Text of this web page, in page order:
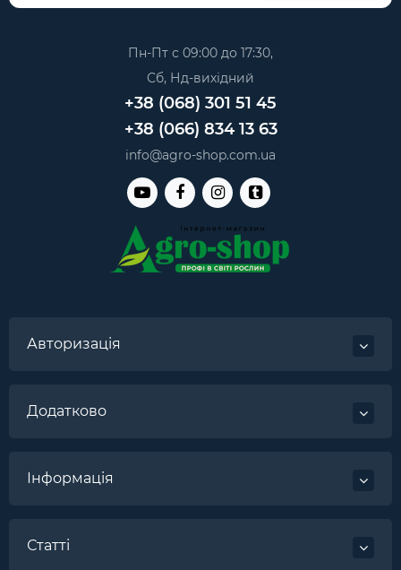
Пн-Пт с 09:00 до 17:30,
Сб, Нд-вихідний
+38 (068) 301 51 45
+38 (066) 834 13 63
info@agro-shop.com.ua
Авторизація
Додатково
Інформація
Статті